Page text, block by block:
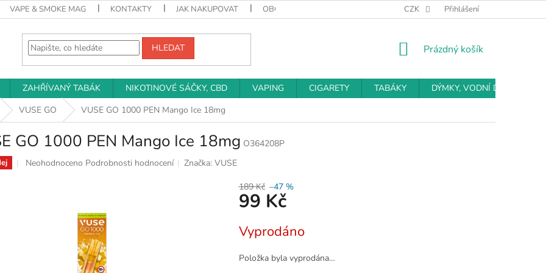
VAPE & SMOKE MAG KONTAKTY JAK NAKUPOVAT OBCHODNÍ PODMÍNKY PODMÍNKY OCHRANY OSOBNÍCH ÚDAJŮ
CZK Přihlášení
HLEDAT
NÁKUPNÍ
Prázdný košík
ZAHŘÍVANÝ TABÁK NIKOTINOVÉ SÁČKY, CBD VAPING CIGARETY TABÁKY
DÝMKY, VODNÍ DÝMKY
VUSE GO VUSE GO 1000 PEN Mango Ice 18mg
GO 1000 PEN Mango Ice 18mg O364208P
Průměrné
Neohodnoceno Podrobnosti hodnocení Značka:VUSE
189 Kč –47 %
99 Kč
cena:
Vyprodáno
Položka byla vyprodána…